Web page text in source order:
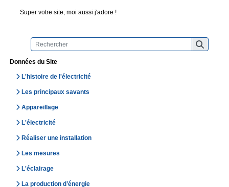
Données du Site
L'histoire de l'électricité
Les principaux savants
Appareillage
L'électricité
Réaliser une installation
Les mesures
L'éclairage
La production d’énergie
Super votre site, moi aussi j'adore !